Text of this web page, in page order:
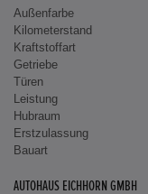
Außenfarbe
Kilometerstand
Kraftstoffart
Getriebe
Türen
Leistung
Hubraum
Erstzulassung
Bauart
AUTOHAUS EICHHORN GMBH